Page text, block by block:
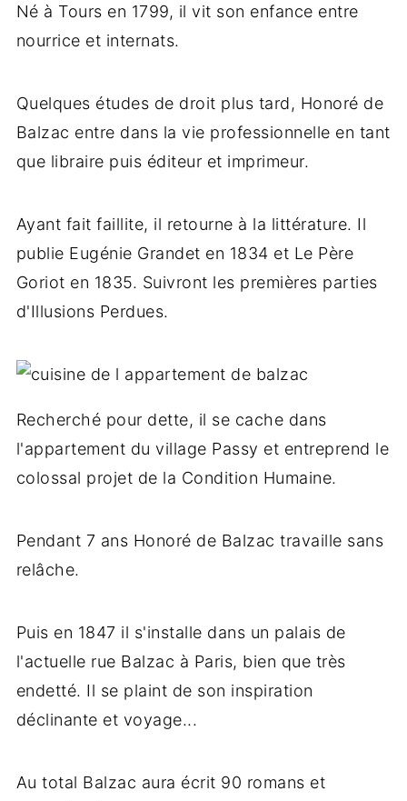
Né à Tours en 1799, il vit son enfance entre
nourrice et internats.
Quelques études de droit plus tard, Honoré de
Balzac entre dans la vie professionnelle en tant
que libraire puis éditeur et imprimeur.
Ayant fait faillite, il retourne à la littérature. Il
publie Eugénie Grandet en 1834 et Le Père
Goriot en 1835. Suivront les premières parties
d'Illusions Perdues.
Recherché pour dette, il se cache dans
l'appartement du village Passy et entreprend le
colossal projet de la Condition Humaine.
Pendant 7 ans Honoré de Balzac travaille sans
relâche.
Puis en 1847 il s'installe dans un palais de
l'actuelle rue Balzac à Paris, bien que très
endetté. Il se plaint de son inspiration
déclinante et voyage...
Au total Balzac aura écrit 90 romans et